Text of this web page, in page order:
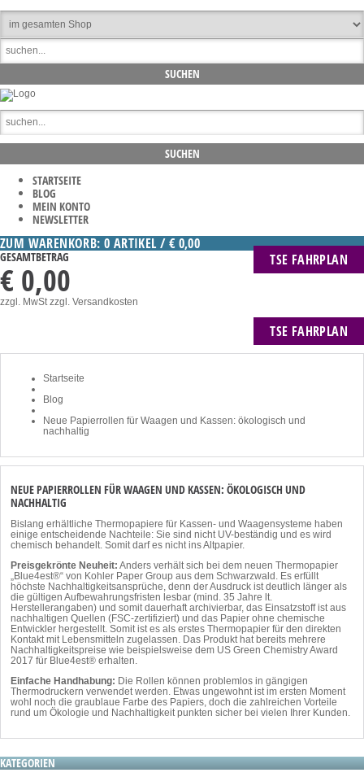
STARTSEITE
BLOG
MEIN KONTO
NEWSLETTER
TSE FAHRPLAN
ZUM WARENKORB: 0 ARTIKEL / € 0,00
GESAMTBETRAG
€ 0,00
zzgl. MwStzzgl. Versandkosten
TSE FAHRPLAN
Startseite
Blog
Neue Papierrollen für Waagen und Kassen: ökologisch und
nachhaltig
NEUE PAPIERROLLEN FÜR WAAGEN UND KASSEN: ÖKOLOGISCH UND
NACHHALTIG
Bislang erhältliche Thermopapiere für Kassen- und Waagensysteme haben
einige entscheidende Nachteile: Sie sind nicht UV-beständig und es wird
chemisch behandelt. Somit darf es nicht ins Altpapier.
Preisgekrönte Neuheit: Anders verhält sich bei dem neuen Thermopapier
„Blue4est®“ von Kohler Paper Group aus dem Schwarzwald. Es erfüllt
höchste Nachhaltigkeitsansprüche, denn der Ausdruck ist deutlich länger als
die gültigen Aufbewahrungsfristen lesbar (mind. 35 Jahre lt.
Herstellerangaben) und somit dauerhaft archivierbar, das Einsatzstoff ist aus
nachhaltigen Quellen (FSC-zertifiziert) und das Papier ohne chemische
Entwickler hergestellt. Somit ist es als erstes Thermopapier für den direkten
Kontakt mit Lebensmitteln zugelassen. Das Produkt hat bereits mehrere
Nachhaltigkeitspreise wie beispielsweise dem US Green Chemistry Award
2017 für Blue4est® erhalten.
Einfache Handhabung: Die Rollen können problemlos in gängigen
Thermodruckern verwendet werden. Etwas ungewohnt ist im ersten Moment
wohl noch die graublaue Farbe des Papiers, doch die zahlreichen Vorteile
rund um Ökologie und Nachhaltigkeit punkten sicher bei vielen Ihrer Kunden.
KATEGORIEN